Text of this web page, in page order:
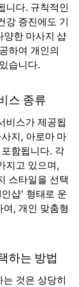
니다. 규칙적인
강 증진에도 기
양한 마사지 샵
하여 개인의
습니다.
스 종류
비스가 제공됩
지, 아로마 마
함됩니다. 각
지고 있으며,
스타일을 선택
샵' 형태로 운
, 개인 맞춤형
하는 방법
것은 상당히